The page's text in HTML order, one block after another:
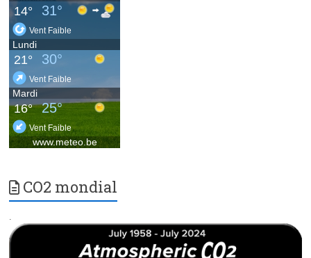
CO2 mondial
.